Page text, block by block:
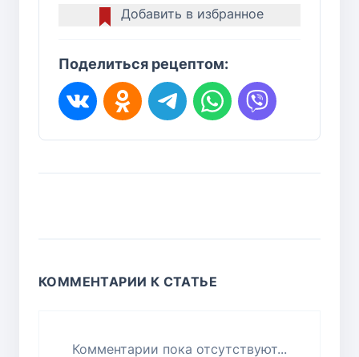
Добавить в избранное
Поделиться рецептом:
КОММЕНТАРИИ К СТАТЬЕ
Комментарии пока отсутствуют...